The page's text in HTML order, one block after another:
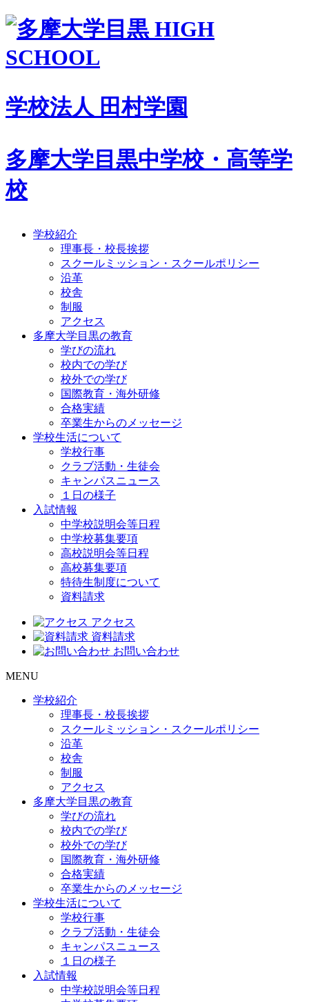
学校法人 田村学園
多摩大学目黒中学校・高等学
校
学校紹介
理事長・校長挨拶
スクールミッション・スクールポリシー
沿革
校舎
制服
アクセス
多摩大学目黒の教育
学びの流れ
校内での学び
校外での学び
国際教育・海外研修
合格実績
卒業生からのメッセージ
学校生活について
学校行事
クラブ活動・生徒会
キャンパスニュース
１日の様子
入試情報
中学校説明会等日程
中学校募集要項
高校説明会等日程
高校募集要項
特待生制度について
資料請求
アクセス
資料請求
お問い合わせ
MENU
学校紹介
理事長・校長挨拶
スクールミッション・スクールポリシー
沿革
校舎
制服
アクセス
多摩大学目黒の教育
学びの流れ
校内での学び
校外での学び
国際教育・海外研修
合格実績
卒業生からのメッセージ
学校生活について
学校行事
クラブ活動・生徒会
キャンパスニュース
１日の様子
入試情報
中学校説明会等日程